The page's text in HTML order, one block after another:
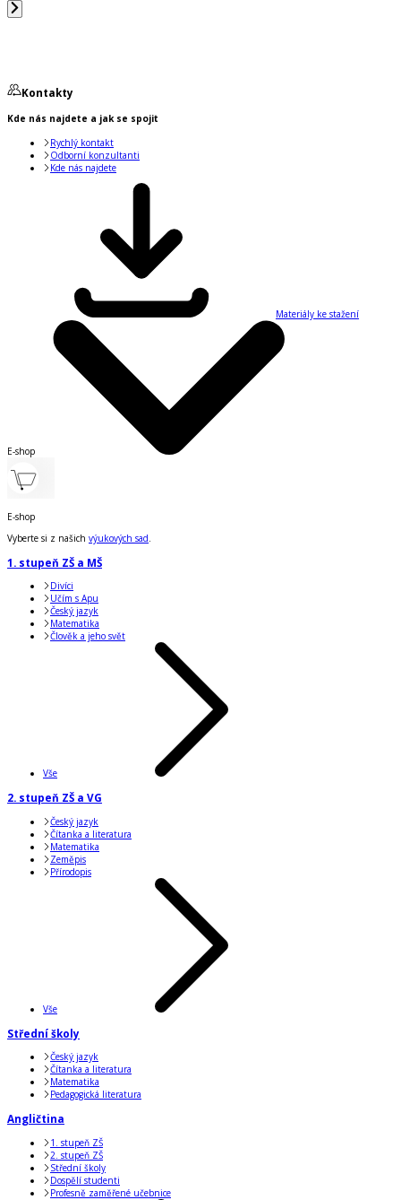
Kontakty
Kde nás najdete a jak se spojit
Rychlý kontakt
Odborní konzultanti
Kde nás najdete
Materiály ke stažení
E-shop
E-shop
Vyberte si z našich výukových sad.
1. stupeň ZŠ a MŠ
Divíci
Učím s Apu
Český jazyk
Matematika
Člověk a jeho svět
Vše
2. stupeň ZŠ a VG
Český jazyk
Čítanka a literatura
Matematika
Zeměpis
Přírodopis
Vše
Střední školy
Český jazyk
Čítanka a literatura
Matematika
Pedagogická literatura
Angličtina
1. stupeň ZŠ
2. stupeň ZŠ
Střední školy
Dospělí studenti
Profesně zaměřené učebnice